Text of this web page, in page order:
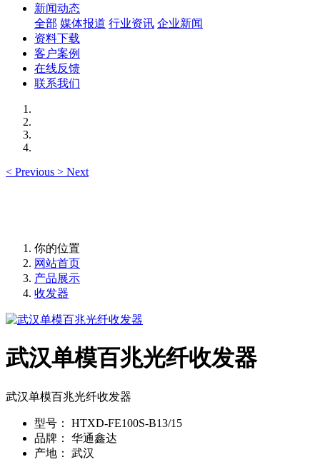
新闻动态
全部 媒体报道 行业资讯 企业新闻
资料下载
客户案例
在线反馈
联系我们
< Previous > Next
你的位置
网站首页
产品展示
收发器
武汉单模百兆光纤收发器
武汉单模百兆光纤收发器
型号：
HTXD-FE100S-B13/15
品牌：
华通鑫达
产地：
武汉